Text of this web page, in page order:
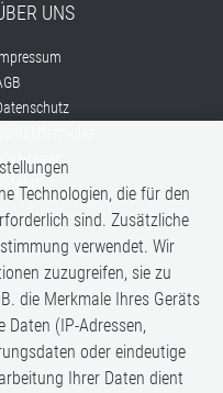
UNS
nova reisen
AnfahrtTechnologien, die für den
sind. Zusätzliche
verwendet. Wir
zuzugreifen, sie zu
die Merkmale Ihres Geräts
Daten (IP-Adressen,
oder eindeutige
Ihrer Daten dient